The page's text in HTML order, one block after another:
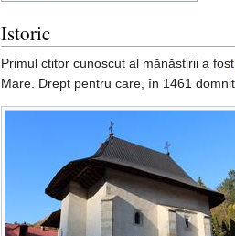
Istoric
Primul ctitor cunoscut al mănăstirii a fost
Mare. Drept pentru care, în 1461